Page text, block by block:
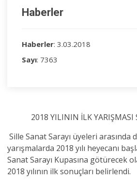
Haberler
Haberler: 3.03.2018
Sayı: 7363
2018 YILININ İLK YARIŞMASI
Sille Sanat Sarayı üyeleri arasında
yarışmalarda 2018 yılı heyecanı
Sanat Sarayı Kupasına götürecek
2018 yılının ilk sonuçları belirlendi.